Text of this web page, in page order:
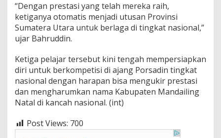
“Dengan prestasi yang telah mereka raih,
ketiganya otomatis menjadi utusan Provinsi
Sumatera Utara untuk berlaga di tingkat nasional,”
ujar Bahruddin.
Ketiga pelajar tersebut kini tengah mempersiapkan
diri untuk berkompetisi di ajang Porsadin tingkat
nasional dengan harapan bisa mengukir prestasi
dan mengharumkan nama Kabupaten Mandailing
Natal di kancah nasional. (int)
Post Views: 700